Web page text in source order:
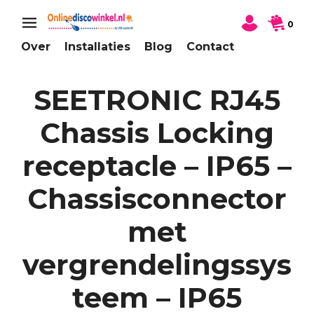
Over Installaties Blog Contact
0
SEETRONIC RJ45
Chassis Locking
receptacle – IP65 –
Chassisconnector
met
vergrendelingssys
teem – IP65